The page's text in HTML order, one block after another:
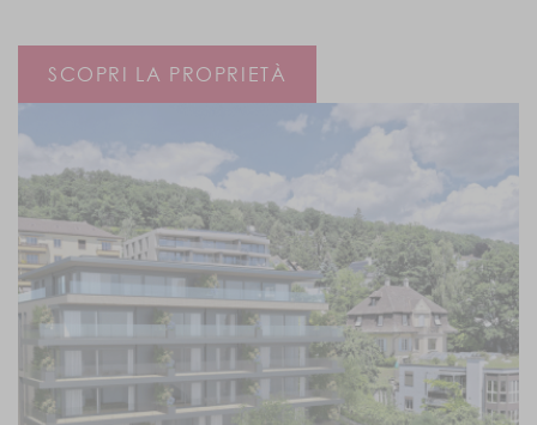
SCOPRI LA PROPRIETÀ